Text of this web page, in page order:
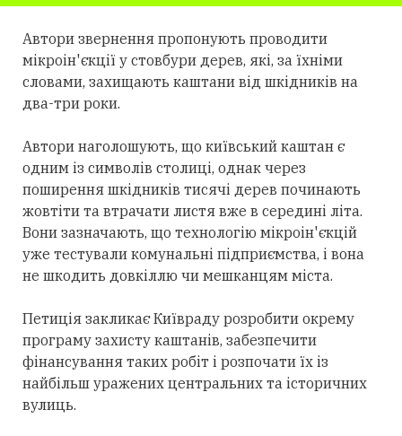
Автори звернення пропонують проводити
мікроін'єкції у стовбури дерев, які, за їхніми
словами, захищають каштани від шкідників на
два-три роки.
Автори наголошують, що київський каштан є
одним із символів столиці, однак через
поширення шкідників тисячі дерев починають
жовтіти та втрачати листя вже в середині літа.
Вони зазначають, що технологію мікроін'єкцій
уже тестували комунальні підприємства, і вона
не шкодить довкіллю чи мешканцям міста.
Петиція закликає Київраду розробити окрему
програму захисту каштанів, забезпечити
фінансування таких робіт і розпочати їх із
найбільш уражених центральних та історичних
вулиць.